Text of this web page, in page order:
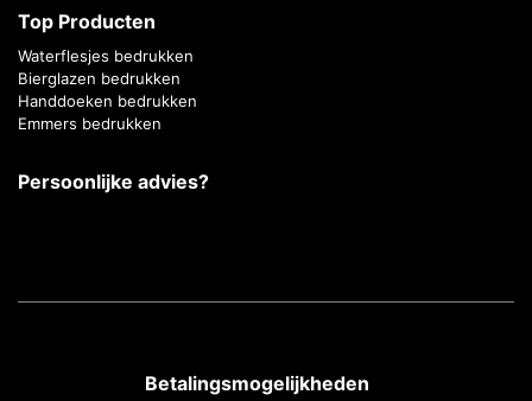
Top Producten
Waterflesjes bedrukken
Bierglazen bedrukken
Handdoeken bedrukken
Emmers bedrukken
Persoonlijke advies?
Betalingsmogelijkheden